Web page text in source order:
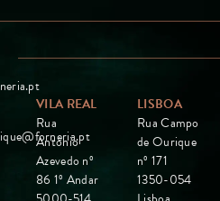
VILA REAL
Rua
António
Azevedo nº
86 1º Andar
LISBOA
Rua Campo
de Ourique
nº 171
1350-054